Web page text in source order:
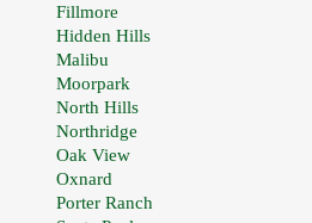
Fillmore
Hidden Hills
Malibu
Moorpark
North Hills
Northridge
Oak View
Oxnard
Porter Ranch